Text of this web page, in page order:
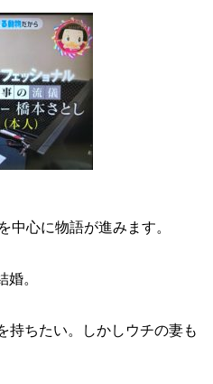
中心に物語が進みます。
。
持ちたい。しかしウチの妻も